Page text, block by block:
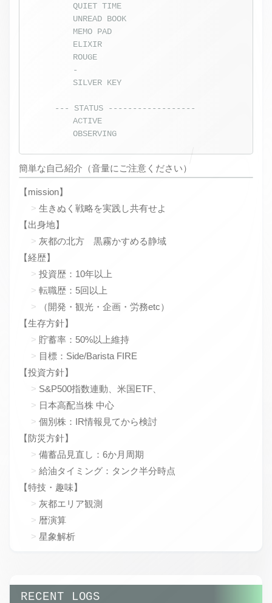
QUIET TIME
UNREAD BOOK
MEMO PAD
ELIXIR
ROUGE
-
SILVER KEY
--- STATUS ------------------
ACTIVE
OBSERVING
簡単な自己紹介（音量にご注意ください）
【mission】
生きぬく戦略を実践し共有せよ
【出身地】
灰都の北方 黒霧かすめる静域
【経歴】
投資歴：10年以上
転職歴：5回以上
（開発・観光・企画・労務etc）
【生存方針】
貯蓄率：50%以上維持
目標：Side/Barista FIRE
【投資方針】
S&P500指数連動、米国ETF、
日本高配当株 中心
個別株：IR情報見てから検討
【防災方針】
備蓄品見直し：6か月周期
給油タイミング：タンク半分時点
【特技・趣味】
灰都エリア観測
暦演算
星象解析
RECENT LOGS